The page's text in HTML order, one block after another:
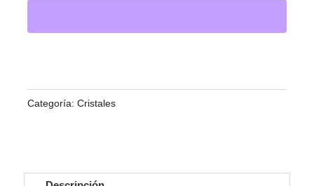
Fuerza
cantidad
Categoría: Cristales